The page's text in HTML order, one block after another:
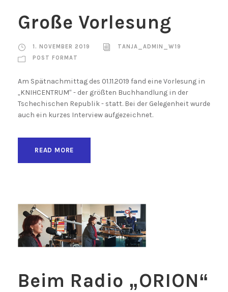
Große Vorlesung
1. NOVEMBER 2019
TANJA_ADMIN_W19
POST FORMAT
Am Spätnachmittag des 01.11.2019 fand eine Vorlesung in
„KNIHCENTRUM“ - der größten Buchhandlung in der
Tschechischen Republik - statt. Bei der Gelegenheit wurde
auch ein kurzes Interview aufgezeichnet.
READ MORE
Beim Radio „ORION“